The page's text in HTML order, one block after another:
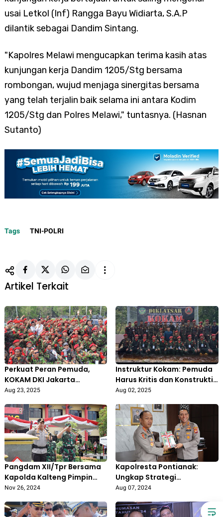
usai Letkol (Inf) Rangga Bayu Widiarta, S.A.P
dilantik sebagai Dandim Sintang.
"Kapolres Melawi mengucapkan terima kasih atas
kunjungan kerja Dandim 1205/Stg bersama
rombongan, wujud menjaga sinergitas bersama
yang telah terjalin baik selama ini antara Kodim
1205/Stg dan Polres Melawi," tuntasnya. (Hasnan
Sutanto)
Tags TNI-POLRI
Artikel Terkait
Perkuat Peran Pemuda,
KOKAM DKI Jakarta
Nyatakan Dukungan Penuh
Aug 23, 2025
Instruktur Kokam: Pemuda
Harus Kritis dan Konstruktif
dalam Bangun Bangsa
Aug 02, 2025
Pangdam XII/Tpr Bersama
Kapolda Kalteng Pimpin
Apel Kesiapan
Serentak
Nov 26, 2024
Kapolresta Pontianak:
Ungkap Strategi
Penanganan Konflik Sosial,
(STIK) Lemdiklat Polri
Aug 07, 2024